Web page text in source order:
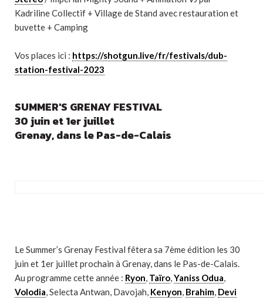
Kadriline Collectif + Village de Stand avec restauration et
buvette + Camping
Vos places ici : https://shotgun.live/fr/festivals/dub-
station-festival-2023
SUMMER'S GRENAY FESTIVAL
30 juin et 1er juillet
Grenay, dans le Pas-de-Calais
Le Summer’s Grenay Festival fêtera sa 7ème édition les 30
juin et 1er juillet prochain à Grenay, dans le Pas-de-Calais.
Au programme cette année : Ryon, Taïro,Yaniss Odua,
Volodia, Selecta Antwan, Davojah, Kenyon, Brahim, Devi